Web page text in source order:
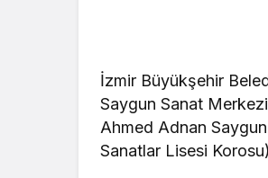
İzmir Büyükşehir
Saygun Sanat
Ahmed Adnan
Sanatlar Lisesi